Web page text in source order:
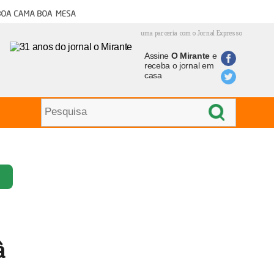
cama boa mesa
uma parceria com o Jornal Expresso
Assine O Mirantee
receba o jornal em
casa